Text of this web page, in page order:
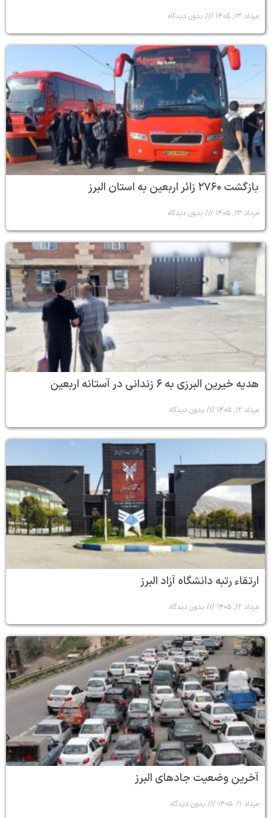
مرداد ۱۳, ۱۴۰۵ بدون دیدگاه
بازگشت ۲۷۶۰ زائر اربعین به استان البرز
مرداد ۱۳, ۱۴۰۵ بدون دیدگاه
هدیه خیرین البرزی به ۶ زندانی در آستانه اربعین
مرداد ۱۲, ۱۴۰۵ بدون دیدگاه
ارتقاء رتبه دانشگاه آزاد البرز
مرداد ۱۲, ۱۴۰۵ بدون دیدگاه
آخرین وضعیت جادهای البرز
مرداد ۱۱, ۱۴۰۵ بدون دیدگاه